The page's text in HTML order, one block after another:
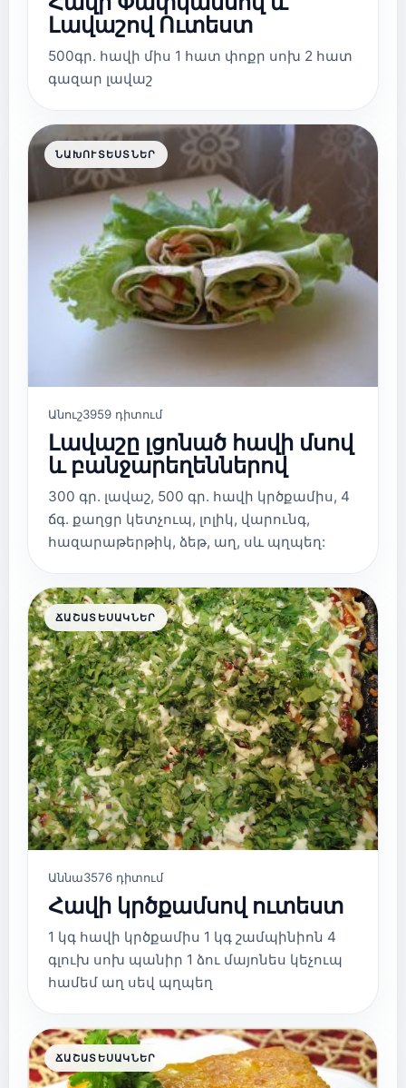
Լավաշով Ուտեստ
500գր. հավի միս 1 հատ փոքր սոխ 2 հատ
գազար լավաշ
ՆԱԽՈՒՏԵՍՏՆԵՐ
Անուշ3959 դիտում
Լավաշը լցոնած հավի մսով
և բանջարեղեններով
300 գր. լավաշ, 500 գր. հավի կրծքամիս, 4
ճգ. քաղցր կետչուպ, լոլիկ, վարունգ,
հազարաթերթիկ, ձեթ, աղ, սև պղպեղ:
ՃԱՇԱՏԵՍԱԿՆԵՐ
Աննա3576 դիտում
Հավի կրծքամսով ուտեստ
1 կգ հավի կրծքամիս 1 կգ շամպինիոն 4
գլուխ սոխ պանիր 1 ձու մայոնես կեչուպ
համեմ աղ սեվ պղպեղ
ՃԱՇԱՏԵՍԱԿՆԵՐ